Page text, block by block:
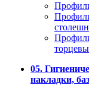
05.
накладки,